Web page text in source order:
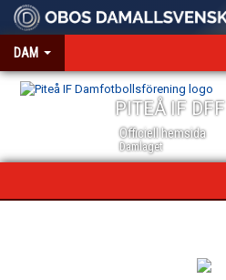
DAM
PITEÅ IF DFF
Officiell hemsida
Damlaget